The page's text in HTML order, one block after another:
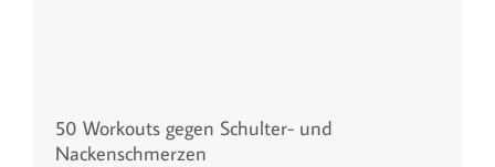
50 Workouts gegen Schulter- und
Nackenschmerzen